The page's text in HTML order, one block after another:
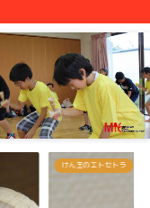
けん玉のエトセトラ